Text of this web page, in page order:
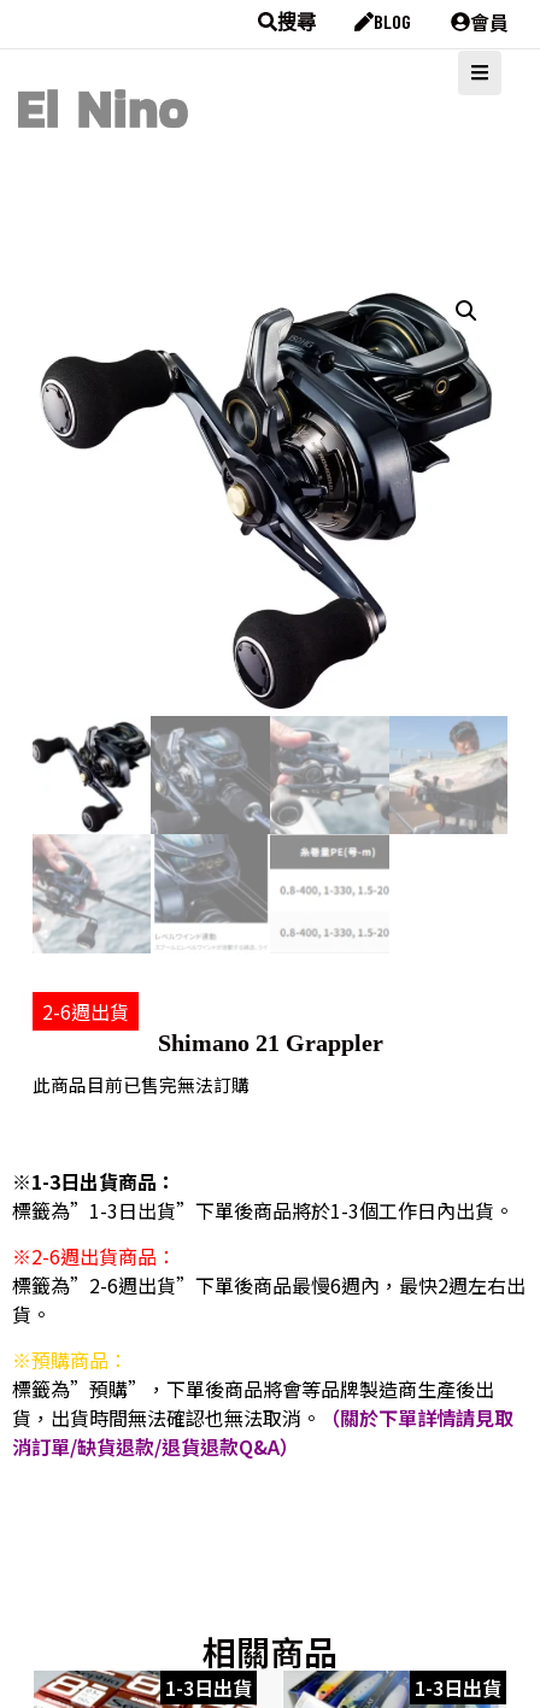
搜尋 BLOG 會員
2-6週出貨
Shimano 21 Grappler
此商品目前已售完無法訂購
※1-3日出貨商品：
標籤為”1-3日出貨”下單後商品將於1-3個工作日內出貨。
※2-6週出貨商品：
標籤為”2-6週出貨”下單後商品最慢6週內，最快2週左右出
貨。
※預購商品：
標籤為”預購”，下單後商品將會等品牌製造商生產後出
貨，出貨時間無法確認也無法取消。
（關於下單詳情請見取
消訂單/缺貨退款/退貨退款Q&A）
相關商品
1-3日出貨 1-3日出貨